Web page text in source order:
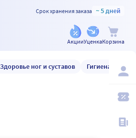
Срок хранения заказа ~ 5 дней
АкцииУценкаКорзина
Здоровье ног и суставов Гигиена и уход